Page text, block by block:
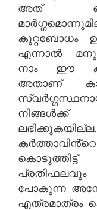
അത്
കുറ്റബോധം
എന്നാൽ
നാം ഈ
അതാണ്
പോകുന്ന
എത്രമാത്രം